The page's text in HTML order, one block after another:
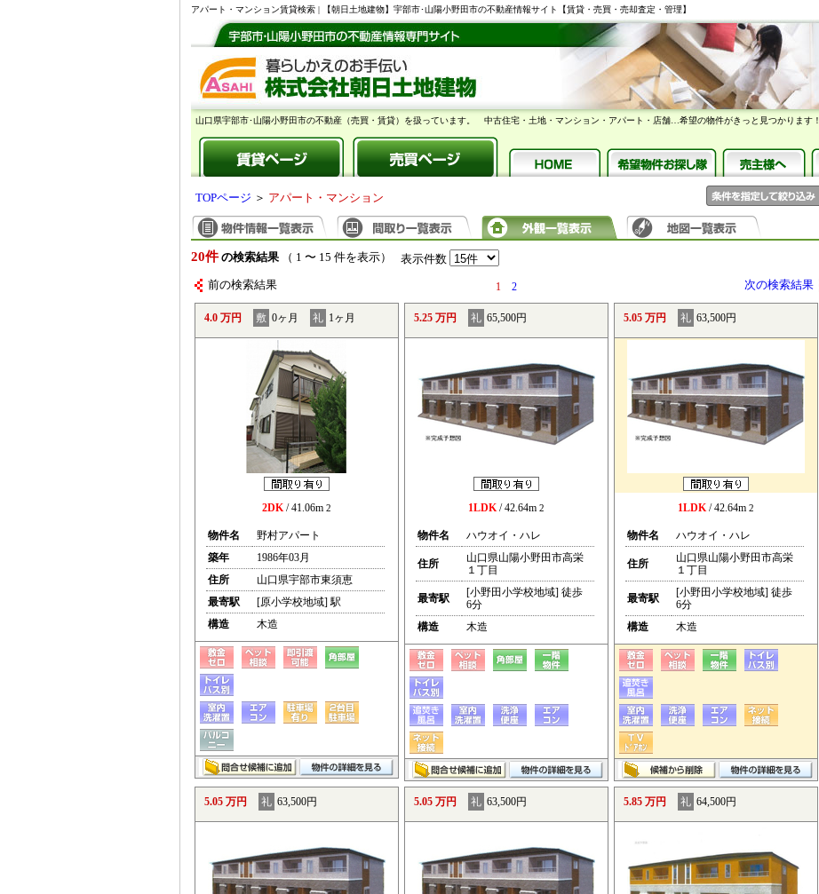
アパート・マンション賃貸検索 | 【朝日土地建物】宇部市･山陽小野田市の不動産情報サイト【賃貸・売買・売却査定・管理】
山口県宇部市･山陽小野田市の不動産（売買・賃貸）を扱っています。 中古住宅・土地・マンション・アパート・店舗…希望の物件がきっと見つかります！
TOPページ ＞ アパート・マンション
20件 の検索結果（ 1 〜 15 件を表示） 表示件数
前の検索結果 1 2 次の検索結果
4.0 万円 敷 0ヶ月 礼 1ヶ月
2DK/ 41.06m 2
物件名
野村アパート
築年
1986年03月
住所
山口県宇部市東須恵
最寄駅
[原小学校地域] 駅
構造
木造
5.25 万円 礼 65,500円
1LDK/ 42.64m 2
物件名 ハウオイ・ハレ
住所
山口県山陽小野田市高栄
１丁目
最寄駅
[小野田小学校地域] 徒歩
6分
構造
木造
5.05 万円 礼 63,500円
1LDK/ 42.64m 2
物件名 ハウオイ・ハレ
住所
山口県山陽小野田市高栄
１丁目
最寄駅
[小野田小学校地域] 徒歩
6分
構造
木造
5.05 万円 礼 63,500円 5.05 万円 礼 63,500円 5.85 万円 礼 64,500円